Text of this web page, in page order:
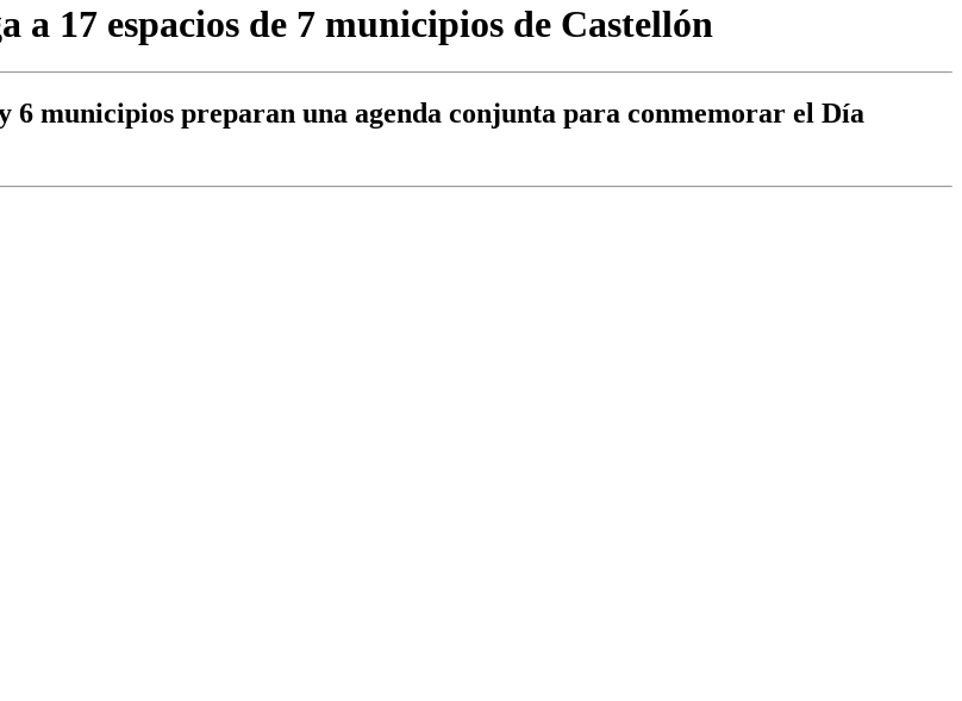
17 espacios de 7 municipios de Castellón
municipios preparan una agenda conjunta para conmemorar el Día